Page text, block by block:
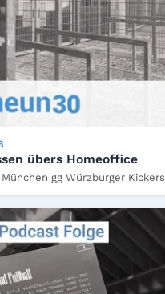
übers Homeoffice
München gg Würzburger Kickers